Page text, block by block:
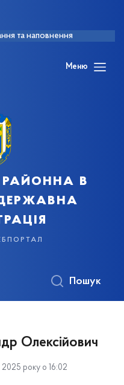
та наповнення
Меню
районна в
Пошук
Олексійович
2025 року о 16:02